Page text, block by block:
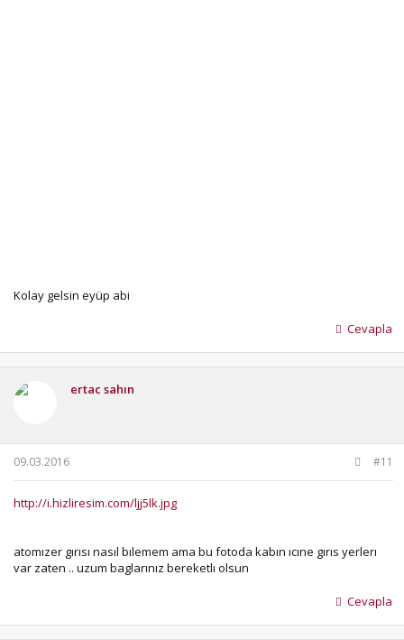
Kolay gelsin eyüp abi
Cevapla
ertac sahın
09.03.2016 #11
http://i.hizliresim.com/ljj5lk.jpg
atomızer gırısı nasıl bılemem ama bu fotoda kabın ıcıne gırıs yerlerı
var zaten .. uzum baglarınız bereketlı olsun
Cevapla